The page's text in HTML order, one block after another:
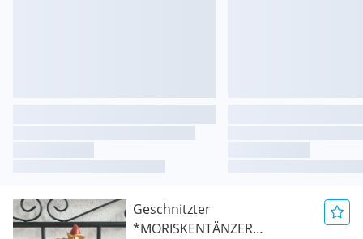
Geschnitzter
*MORISKENTÄNZER